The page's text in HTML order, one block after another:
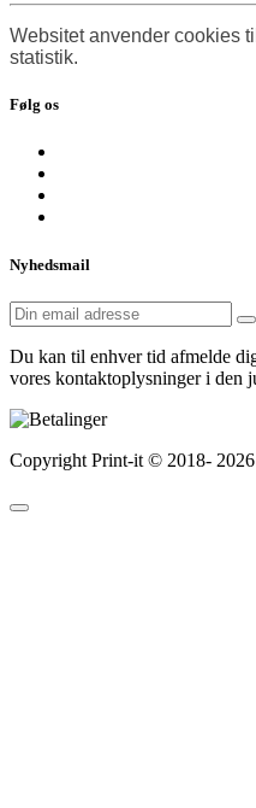
Websitet anvender cookies
statistik.
Følg os
Nyhedsmail
Du kan til enhver tid afmelde
vores kontaktoplysninger i den
Copyright Print-it © 2018- 2026